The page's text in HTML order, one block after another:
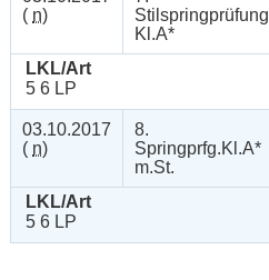
( n)
Stilspringprüfung
Kl.A*
LKL/Art
5 6 LP
03.10.2017
( n)
8.
Springprfg.Kl.A*
m.St.
LKL/Art
5 6 LP